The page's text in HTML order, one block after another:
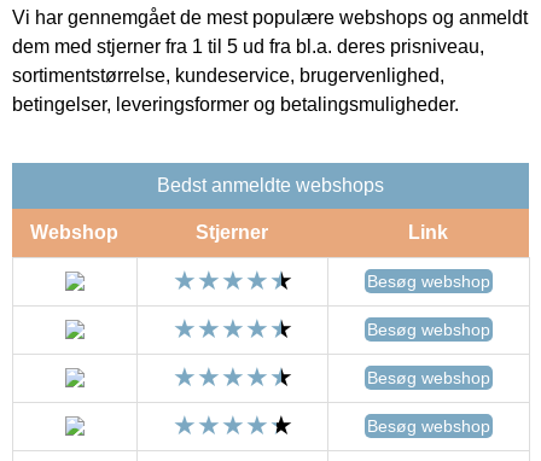
Vi har gennemgået de mest populære webshops og anmeldt
dem med stjerner fra 1 til 5 ud fra bl.a. deres prisniveau,
sortimentstørrelse, kundeservice, brugervenlighed,
betingelser, leveringsformer og betalingsmuligheder.
Bedst anmeldte webshops
Webshop Stjerner Link
Besøg webshop
Besøg webshop
Besøg webshop
Besøg webshop